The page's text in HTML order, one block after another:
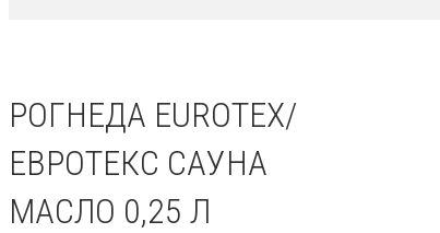
РОГНЕДА EUROTEX/
ЕВРОТЕКС САУНА
МАСЛО 0,25 Л